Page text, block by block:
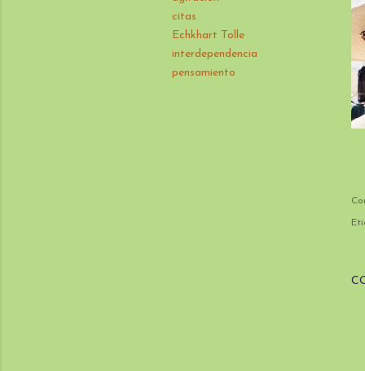
citas
Echkhart Tolle
interdependencia
pensamiento